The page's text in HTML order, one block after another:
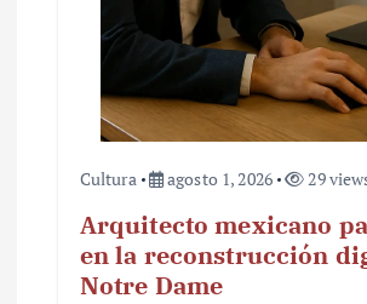
Cultura agosto 1, 2026 29
Arquitecto mexicano
en la reconstrucción
Notre Dame